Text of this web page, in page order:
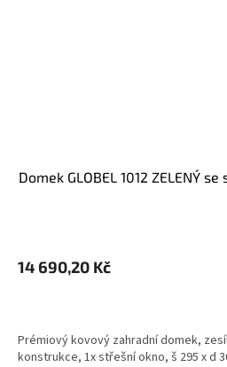
domek GLOBEL 1012 ZELENÝ
14 690,20 Kč
Prémiový kovový zahradní domek,
konstrukce, 1x střešní okno, š 295 x d